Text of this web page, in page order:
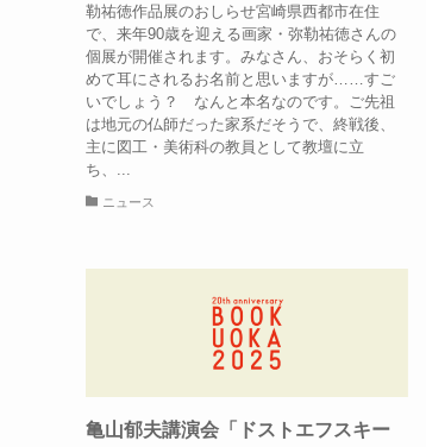
勒祐徳作品展のおしらせ宮崎県西都市在住
で、来年90歳を迎える画家・弥勒祐徳さんの
個展が開催されます。みなさん、おそらく初
めて耳にされるお名前と思いますが……すご
いでしょう？ なんと本名なのです。ご先祖
は地元の仏師だった家系だそうで、終戦後、
主に図工・美術科の教員として教壇に立
ち、...
ニュース
亀山郁夫講演会「ドストエフスキー